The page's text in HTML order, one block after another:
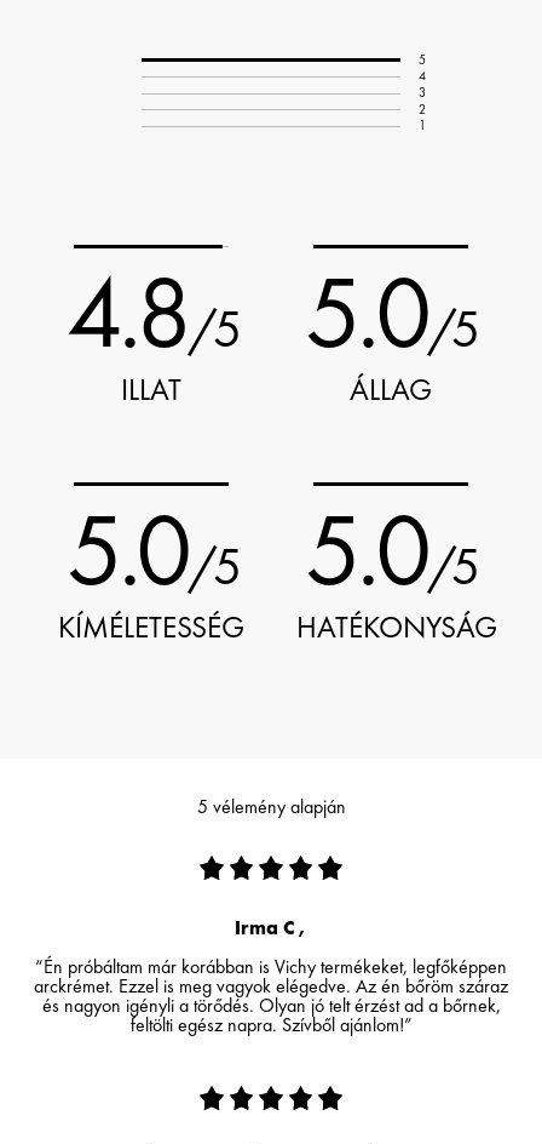
5
4
3
2
1
4.8/5
ILLAT
5.0/5
ÁLLAG
5.0/5
KÍMÉLETESSÉG
5.0/5
HATÉKONYSÁG
5 vélemény alapján
Irma C ,
“Én próbáltam már korábban is Vichy termékeket, legfőképpen
arckrémet. Ezzel is meg vagyok elégedve. Az én bőröm száraz
és nagyon igényli a törődés. Olyan jó telt érzést ad a bőrnek,
feltölti egész napra. Szívből ajánlom!”